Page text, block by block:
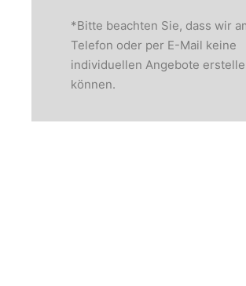
*Bitte beachten Sie, dass wir
Telefon oder per E-Mail keine
individuellen Angebote
können.